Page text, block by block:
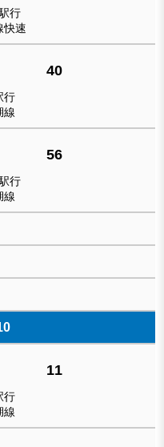
行
快速
40
行
線
56
行
線
11
行
線